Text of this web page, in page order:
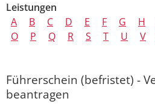
Leistungen
A
B C D E F G H
O
P Q R S T U V
Führerschein (befristet) -
beantragen